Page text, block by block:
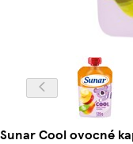
Sunar Cool ovocné